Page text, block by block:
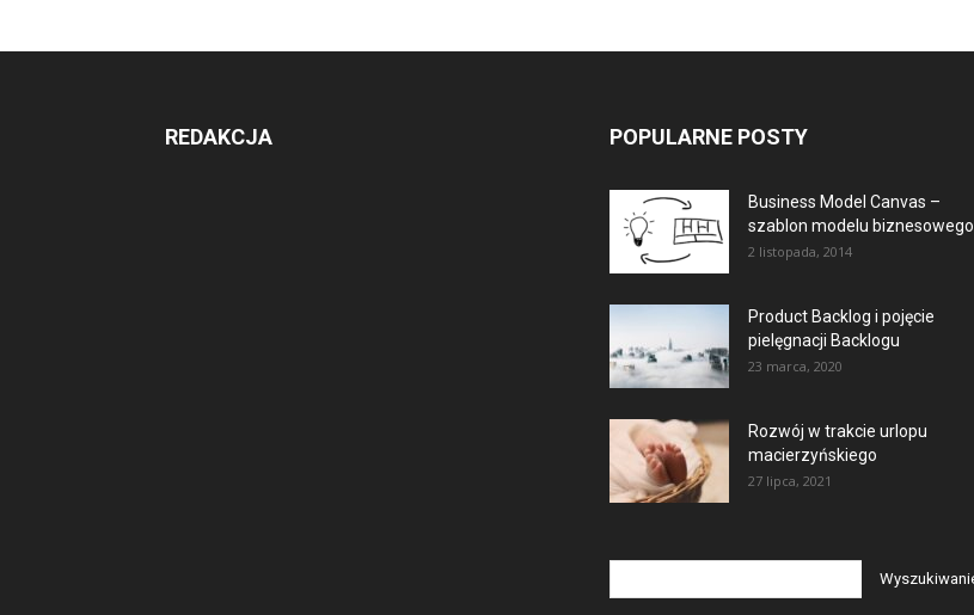
REDAKCJA POPULARNE POSTY
Business Model Canvas –
szablon modelu biznesowego
2 listopada, 2014
Product Backlog i pojęcie
pielęgnacji Backlogu
23 marca, 2020
Rozwój w trakcie urlopu
macierzyńskiego
27 lipca, 2021